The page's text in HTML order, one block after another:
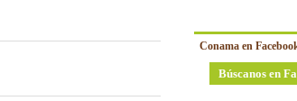
Conama en
Búscanos en